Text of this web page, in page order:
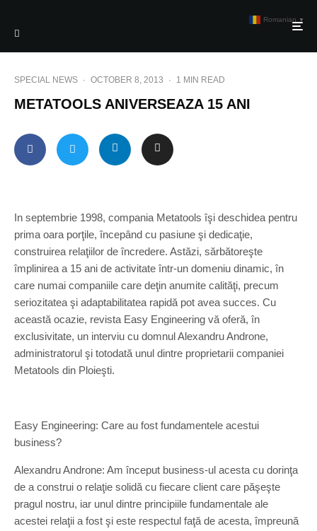
SPECIAL NEWS · OCTOBER 8, 2013 · 1 MIN READ
METATOOLS ANIVERSEAZA 15 ANI
In septembrie 1998, compania Metatools îşi deschidea pentru
prima oara porţile, începând cu pasiune şi dedicaţie,
construirea relaţiilor de încredere. Astăzi, sărbătoreşte
împlinirea a 15 ani de activitate într-un domeniu dinamic, în
care numai companiile care deţin anumite calităţi, precum
seriozitatea şi adaptabilitatea rapidă pot avea succes. Cu
această ocazie, revista Easy Engineering vă oferă, în
exclusivitate, un interviu cu domnul Alexandru Androne,
administratorul şi totodată unul dintre proprietarii companiei
Metatools din Ploieşti.
Easy Engineering: Care au fost fundamentele acestui
business?
Alexandru Androne: Am început business-ul acesta cu dorinţa
de a construi o relaţie solidă cu fiecare client care păşeşte
pragul nostru, iar unul dintre principiile fundamentale ale
acestei relaţii a fost şi este respectul faţă de acesta, împreună
Romanian ▼